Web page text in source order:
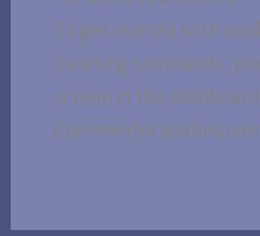
To get started with
deleting comments,
screen in the
Commenter avatars